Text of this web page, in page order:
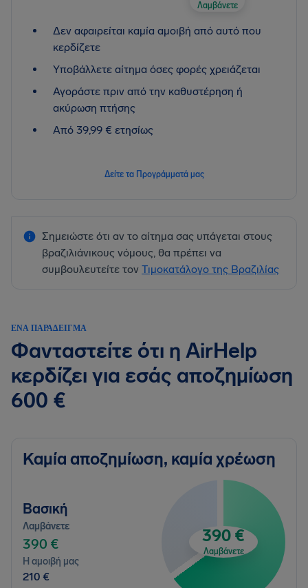
Λαμβάνετε
Δεν αφαιρείται καμία αμοιβή από αυτό που
κερδίζετε
Υποβάλλετε αίτημα όσες φορές χρειάζεται
Αγοράστε πριν από την καθυστέρηση ή
ακύρωση πτήσης
Από 39,99 € ετησίως
Δείτε τα Προγράμματά μας
Σημειώστε ότι αν το αίτημα σας υπάγεται στους
βραζιλιάνικους νόμους, θα πρέπει να
συμβουλευτείτε τον Τιμοκατάλογο της Βραζιλίας
ΈΝΑ ΠΑΡΆΔΕΙΓΜΑ
Φανταστείτε ότι η AirHelp
κερδίζει για εσάς αποζημίωση
600 €
Καμία αποζημίωση, καμία χρέωση
Βασική
Λαμβάνετε
390 €
Η αμοιβή μας
210 €
390 €
Λαμβάνετε